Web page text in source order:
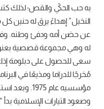
به حب الحكيّ والقص؛ لذلك
النخيل” إهداءً يرق له حنين
سعى للحصول على دبلومة
مُخرجًا للدراما ومذيعًا في
مؤسسيه عام
وصعود التيارات الإسلامية بدأ